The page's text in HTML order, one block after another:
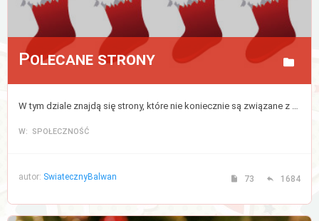
Polecane strony
W tym dziale znajdą się strony, które nie koniecznie są związane z tematyką świąteczną, lecz są przez nas gorąco polecane.
W: SPOŁECZNOŚĆ
autor: SwiatecznyBalwan 73 1684